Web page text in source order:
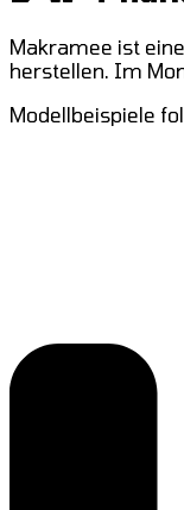
Makramee ist
herstellen. Im
Modellbeispiele